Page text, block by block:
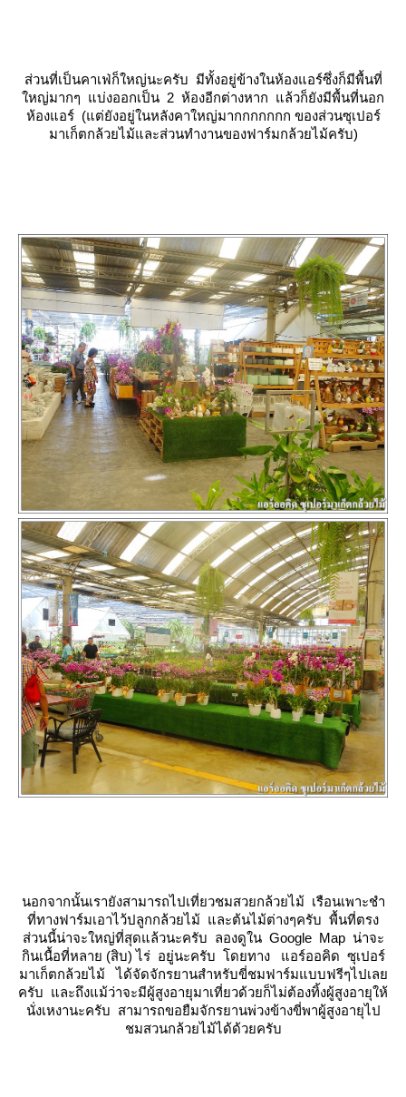
ส่วนที่เป็นคาเฟ่ก็ใหญ่นะครับ มีทั้งอยู่ข้างในห้องแอร์ซึ่งก็มีพื้นที่
หญ่มากๆ แบ่งออกเป็น 2 ห้องอีกต่างหาก แล้วก็ยังมีพื้นที่นอก
ห้องแอร์ (แต่ยังอยู่ในหลังคาใหญ่มากกกกกกก ของส่วนซุเปอร์
มาเก็ตกล้วยไม้และส่วนทำงานของฟาร์มกล้วยไม้ครับ)
นอกจากนั้นเรายังสามารถไปเที่ยวชมสวยกล้วยไม้ เรือนเพาะชำ
ที่ทางฟาร์มเอาไว้ปลูกกล้วยไม้ และต้นไม้ต่างๆครับ พื้นที่ตรง
ส่วนนี้น่าจะใหญ่ที่สุดแล้วนะครับ ลองดูใน Google Map น่าจะ
กินเนื้อที่หลาย (สิบ) ไร่ อยู่นะครับ โดยทาง แอร์ออคิด ซุเปอร์
มาเก็ตกล้วยไม้ ได้จัดจักรยานสำหรับขี่ชมฟาร์มแบบฟรีๆไปเล
ครับ และถึงแม้ว่าจะมีผู้สูงอายุมาเที่ยวด้วยก็ไม่ต้องทิ้งผู้สูงอายุให้
นั่งเหงานะครับ สามารถขอยืมจักรยานพ่วงข้างขี่พาผู้สูงอายุไป
ชมสวนกล้วยไม้ได้ด้วยครับ